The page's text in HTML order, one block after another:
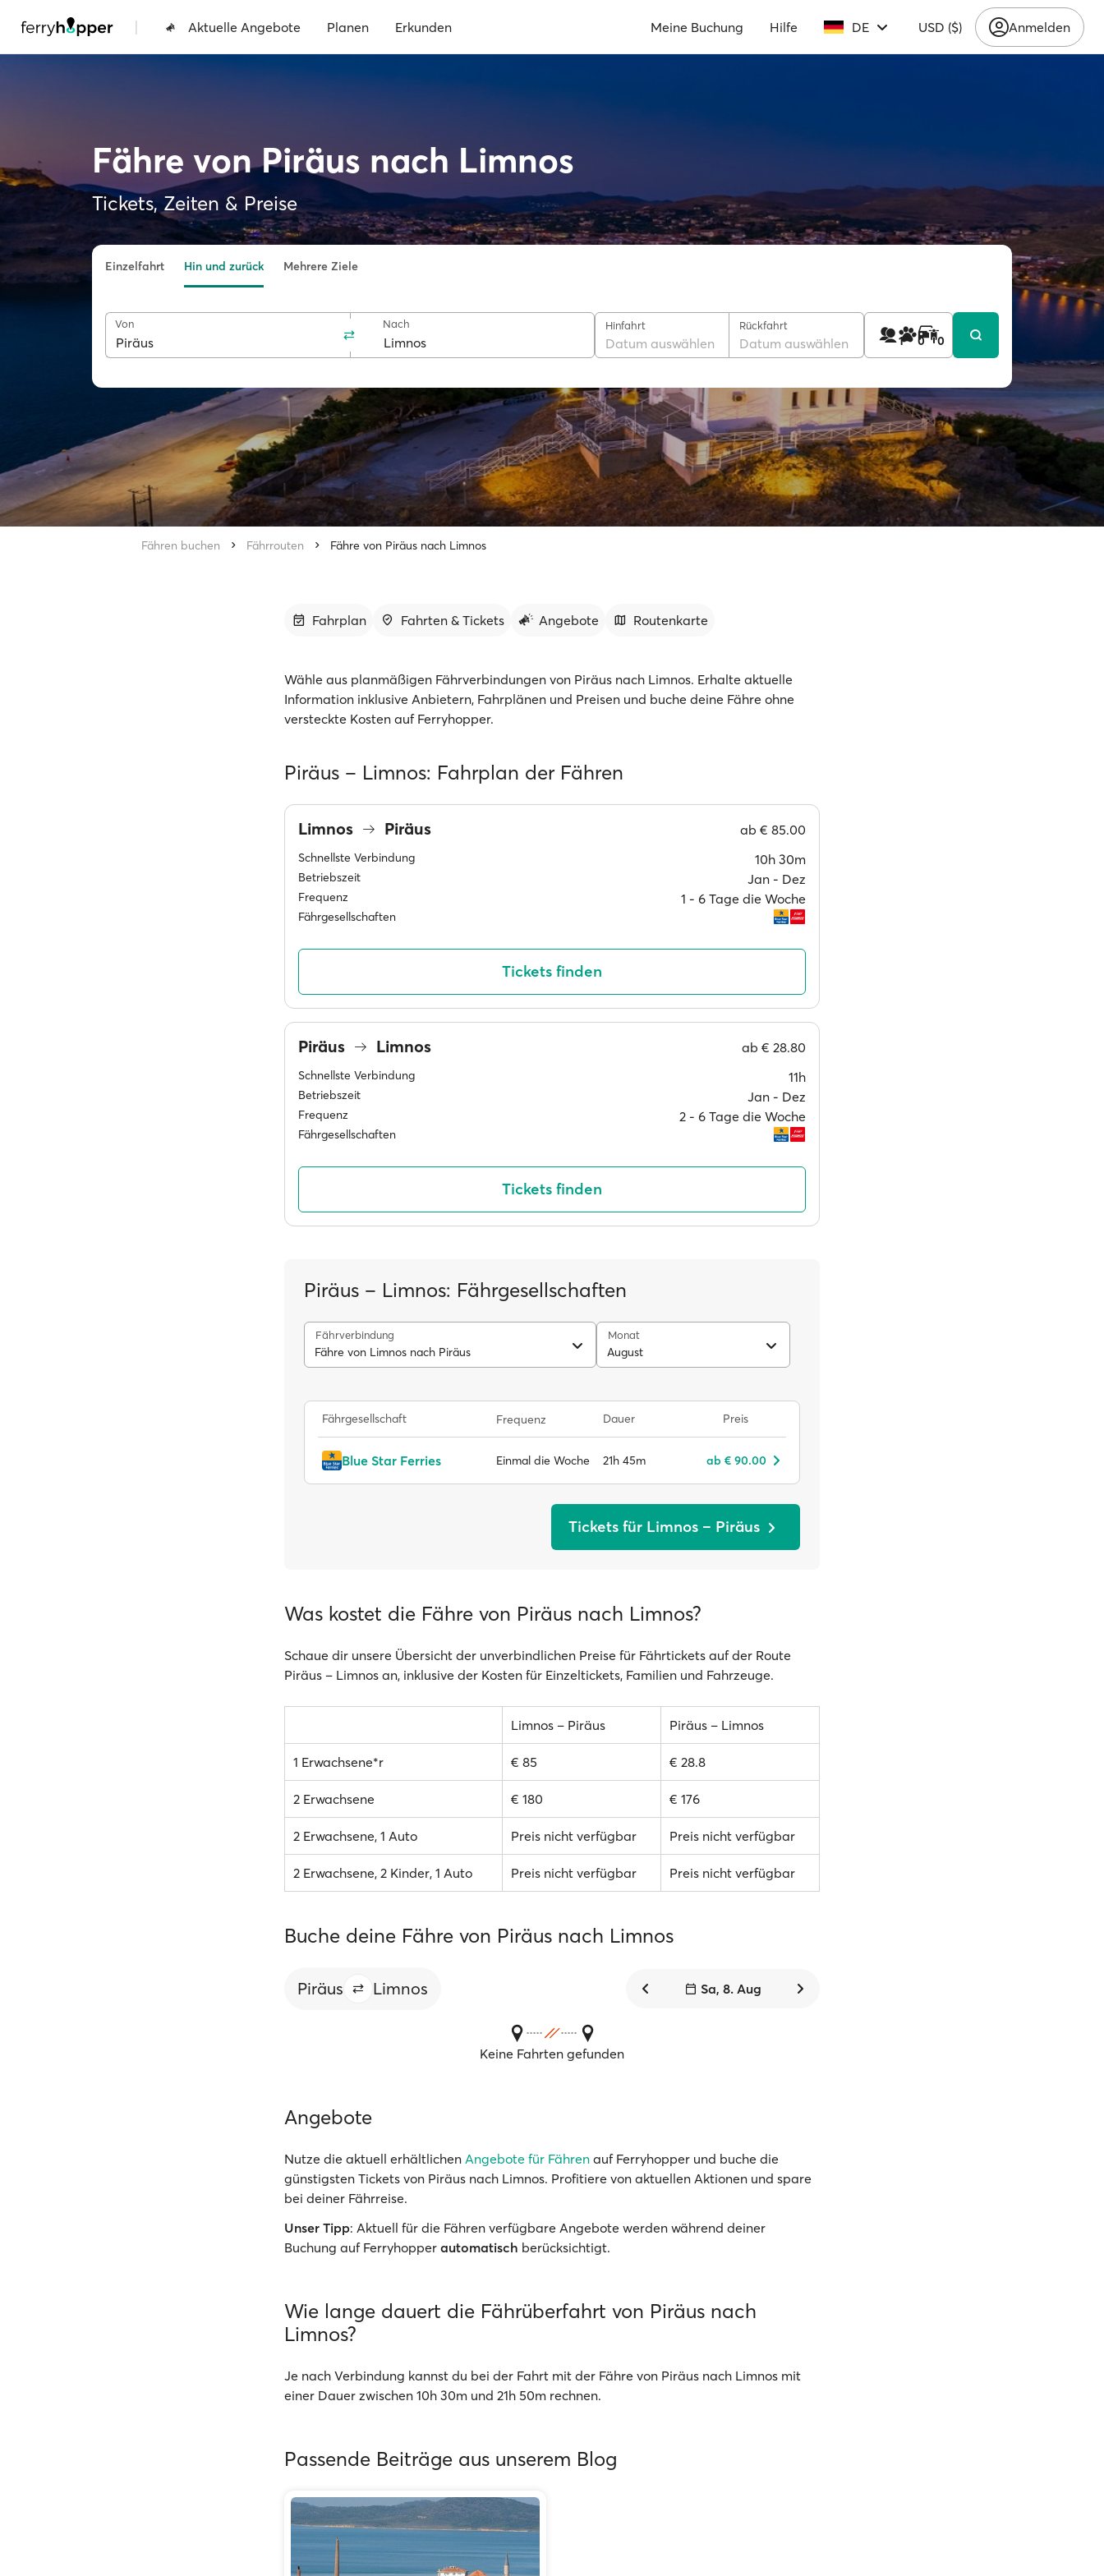
| Aktuelle Angebote Planen Erkunden Meine Buchung Hilfe DE USD ($) Anmelden
Fähre von Piräus nach Limnos
Tickets, Zeiten & Preise
Einzelfahrt Hin und zurück Mehrere Ziele
Von Nach Hinfahrt
Datum auswählen
Rückfahrt
Datum auswählen 1 0 0
Fähren buchen Fährrouten Fähre von Piräus nach Limnos
Fahrplan Fahrten & Tickets Angebote Routenkarte
Wähle aus planmäßigen Fährverbindungen von Piräus nach Limnos. Erhalte aktuelle
Information inklusive Anbietern, Fahrplänen und Preisen und buche deine Fähre ohne
versteckte Kosten auf Ferryhopper.
Piräus – Limnos: Fahrplan der Fähren
Limnos Piräus ab € 85.00
Schnellste Verbindung 10h 30m
Betriebszeit Jan ‐ Dez
Frequenz 1 ‐ 6 Tage die Woche
Fährgesellschaften
Tickets finden
Piräus Limnos ab € 28.80
Schnellste Verbindung 11h
Betriebszeit Jan ‐ Dez
Frequenz 2 ‐ 6 Tage die Woche
Fährgesellschaften
Tickets finden
Piräus – Limnos: Fährgesellschaften
Fährverbindung
Fähre von Limnos nach Piräus
Monat
August
Fährgesellschaft Frequenz Dauer Preis
Blue Star Ferries Einmal die Woche 21h 45m ab € 90.00
Tickets für Limnos – Piräus
Was kostet die Fähre von Piräus nach Limnos?
Schaue dir unsere Übersicht der unverbindlichen Preise für Fährtickets auf der Route
Piräus – Limnos an, inklusive der Kosten für Einzeltickets, Familien und Fahrzeuge.
Limnos – Piräus Piräus – Limnos
1 Erwachsene*r € 85 € 28.8
2 Erwachsene € 180 € 176
2 Erwachsene, 1 Auto Preis nicht verfügbar Preis nicht verfügbar
2 Erwachsene, 2 Kinder, 1 Auto Preis nicht verfügbar Preis nicht verfügbar
Buche deine Fähre von Piräus nach Limnos
Piräus Limnos Sa, 8. Aug
Keine Fahrten gefunden
Angebote
Nutze die aktuell erhältlichen Angebote für Fähren auf Ferryhopper und buche die
günstigsten Tickets von Piräus nach Limnos. Profitiere von aktuellen Aktionen und spare
bei deiner Fährreise.
Unser Tipp: Aktuell für die Fähren verfügbare Angebote werden während deiner
Buchung auf Ferryhopper automatisch berücksichtigt.
Wie lange dauert die Fährüberfahrt von Piräus nach
Limnos?
Je nach Verbindung kannst du bei der Fahrt mit der Fähre von Piräus nach Limnos mit
einer Dauer zwischen 10h 30m und 21h 50m rechnen.
Passende Beiträge aus unserem Blog